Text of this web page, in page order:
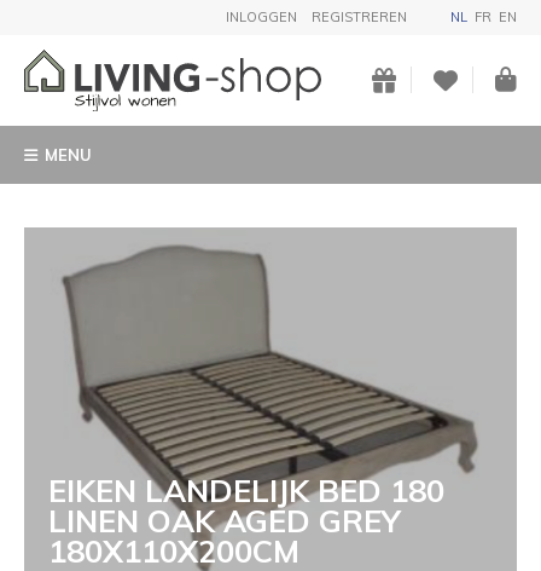
INLOGGEN REGISTREREN NL FR EN
MENU
EIKEN LANDELIJK BED 180
LINEN OAK AGED GREY
180X110X200CM